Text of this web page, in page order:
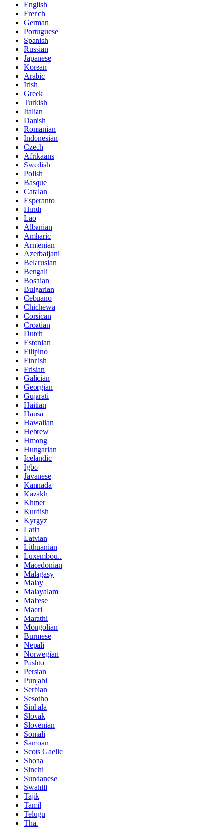
English
French
German
Portuguese
Spanish
Russian
Japanese
Korean
Arabic
Irish
Greek
Turkish
Italian
Danish
Romanian
Indonesian
Czech
Afrikaans
Swedish
Polish
Basque
Catalan
Esperanto
Hindi
Lao
Albanian
Amharic
Armenian
Azerbaijani
Belarusian
Bengali
Bosnian
Bulgarian
Cebuano
Chichewa
Corsican
Croatian
Dutch
Estonian
Filipino
Finnish
Frisian
Galician
Georgian
Gujarati
Haitian
Hausa
Hawaiian
Hebrew
Hmong
Hungarian
Icelandic
Igbo
Javanese
Kannada
Kazakh
Khmer
Kurdish
Kyrgyz
Latin
Latvian
Lithuanian
Luxembou..
Macedonian
Malagasy
Malay
Malayalam
Maltese
Maori
Marathi
Mongolian
Burmese
Nepali
Norwegian
Pashto
Persian
Punjabi
Serbian
Sesotho
Sinhala
Slovak
Slovenian
Somali
Samoan
Scots Gaelic
Shona
Sindhi
Sundanese
Swahili
Tajik
Tamil
Telugu
Thai